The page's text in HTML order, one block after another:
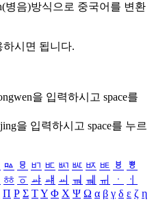
병음)방식으로 중국어를 변환
시면 됩니다.
을 입력하시고 space를
을 입력하시고 space를 누르
ㅰ ㅱ ㅲ ㅳ ㅴ ㅵ ㅶ ㅷ ㅸ
ㅹ
ㆅ ㆆ ㆇ ㆈ ㆉ ㆊ ㆋ ㆌ ㆍ
ㆎ
Π Ρ Σ ΤΥ Φ Χ Ψ Ω α β γ δ ε ζ η